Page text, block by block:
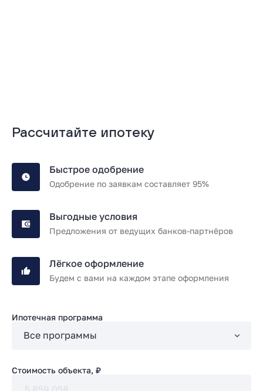
Рассчитайте ипотеку
Быстрое одобрение
Одобрение по заявкам составляет 95%
Выгодные условия
Предложения от ведущих банков-партнёров
Лёгкое оформление
Будем с вами на каждом этапе оформления
Ипотечная программа
Стоимость объекта, ₽